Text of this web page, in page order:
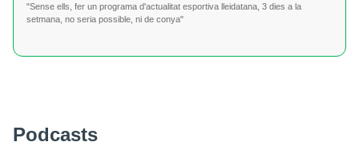
"Sense ells, fer un programa d'actualitat esportiva lleidatana, 3 dies a la
setmana, no seria possible, ni de conya"
Podcasts